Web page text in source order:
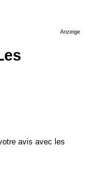
Anzeige
avis avec les